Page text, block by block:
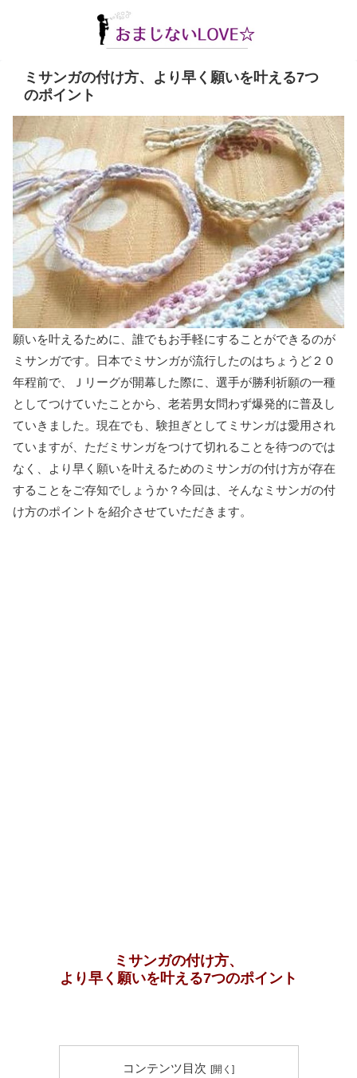
ミサンガの付け方、より早く願いを叶える7つ
のポイント
願いを叶えるために、誰でもお手軽にすることができるのが
ミサンガです。日本でミサンガが流行したのはちょうど２０
年程前で、Ｊリーグが開幕した際に、選手が勝利祈願の一種
としてつけていたことから、老若男女問わず爆発的に普及し
ていきました。現在でも、験担ぎとしてミサンガは愛用され
ていますが、ただミサンガをつけて切れることを待つのでは
なく、より早く願いを叶えるためのミサンガの付け方が存在
することをご存知でしょうか？今回は、そんなミサンガの付
け方のポイントを紹介させていただきます。
ミサンガの付け方、
より早く願いを叶える7つのポイント
コンテンツ目次